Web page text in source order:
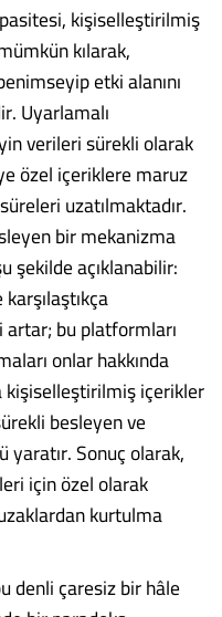
kişiselleştirilmiş
kılarak,
etki alanını
Uyarlamalı
verileri sürekli olarak
özel içeriklere maruz
uzatılmaktadır.
bir mekanizma
şekilde açıklanabilir:
bu platformları
onlar hakkında
kişiselleştirilmiş içerikler
besleyen ve
yaratır. Sonuç olarak,
için özel olarak
kurtulma
denli çaresiz bir hâle